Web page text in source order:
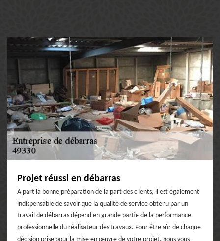
Projet réussi en débarras
A part la bonne préparation de la part des clients, il est également
indispensable de savoir que la qualité de service obtenu par un
travail de débarras dépend en grande partie de la performance
professionnelle du réalisateur des travaux. Pour être sûr de chaque
décision prise pour la mise en œuvre de votre projet, nous vous